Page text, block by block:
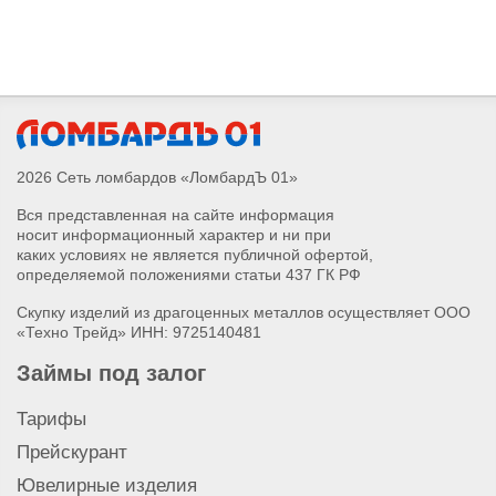
Скупка болгарки (УШМ)
Скупка строительного миксера
Скупка лобзика Metabo
Скупка лобзика Bosch
Скупка болгарки (УШМ) AEG
Скупка болгарки (УШМ) Bosch
Скупка шуруповерта AEG
Скупка шуруповерта DeWalt
Скупка шуруповерта Metabo
2026 Сеть ломбардов «ЛомбардЪ 01»
Вся представленная на сайте информация
носит информационный характер и ни при
каких условиях не является публичной офертой,
определяемой положениями статьи 437 ГК РФ
Скупку изделий из драгоценных металлов осуществляет ООО
«Техно Трейд» ИНН: 9725140481
Займы под залог
Тарифы
Прейскурант
Ювелирные изделия